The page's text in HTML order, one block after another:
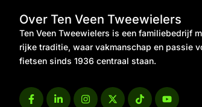
Over Ten Veen Tweewielers
Ten Veen Tweewielers is een familiebedrijf
rijke traditie, waar vakmanschap en passie
fietsen sinds 1936 centraal staan.